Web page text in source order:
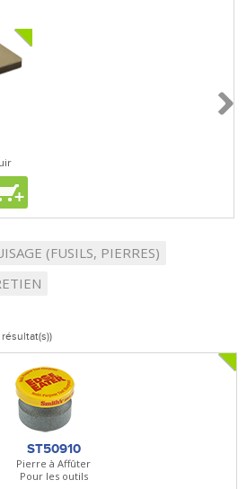
+
(FUSILS, PIERRES)
ST50910
Pierre à Affûter
Pour les outils